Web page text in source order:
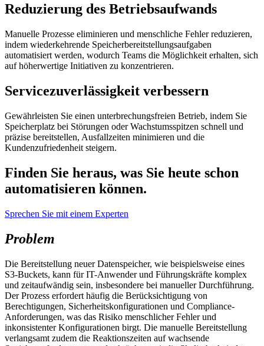
Reduzierung des Betriebsaufwands
Manuelle Prozesse eliminieren und menschliche Fehler reduzieren,
indem wiederkehrende Speicherbereitstellungsaufgaben
automatisiert werden, wodurch Teams die Möglichkeit erhalten, sich
auf höherwertige Initiativen zu konzentrieren.
Servicezuverlässigkeit verbessern
Gewährleisten Sie einen unterbrechungsfreien Betrieb, indem Sie
Speicherplatz bei Störungen oder Wachstumsspitzen schnell und
präzise bereitstellen, Ausfallzeiten minimieren und die
Kundenzufriedenheit steigern.
Finden Sie heraus, was Sie heute schon
automatisieren können.
Sprechen Sie mit einem Experten
Problem
Die Bereitstellung neuer Datenspeicher, wie beispielsweise eines
S3-Buckets, kann für IT-Anwender und Führungskräfte komplex
und zeitaufwändig sein, insbesondere bei manueller Durchführung.
Der Prozess erfordert häufig die Berücksichtigung von
Berechtigungen, Sicherheitskonfigurationen und Compliance-
Anforderungen, was das Risiko menschlicher Fehler und
inkonsistenter Konfigurationen birgt. Die manuelle Bereitstellung
verlangsamt zudem die Reaktionszeiten auf wachsende